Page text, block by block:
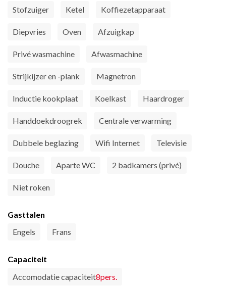
Stofzuiger Ketel Koffiezetapparaat
Diepvries Oven Afzuigkap
Privé wasmachine Afwasmachine
Strijkijzer en -plank Magnetron
Inductie kookplaat Koelkast Haardroger
Handdoekdroogrek Centrale verwarming
Dubbele beglazing Wifi Internet Televisie
Douche Aparte WC 2 badkamers (privé)
Niet roken
Gasttalen
Engels
Frans
Capaciteit
Accomodatie capaciteit8pers.